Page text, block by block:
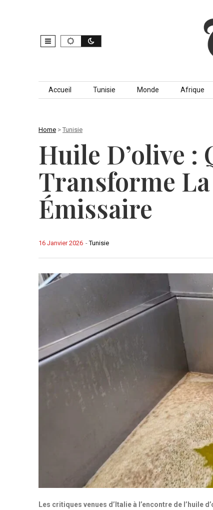
Skip to content
Accueil Tunisie Monde Afrique
Home > Tunisie
Huile D’olive :
Transforme
Émissaire
-Tunisie
16 Janvier 2026
Les critiques venues d’Italie à l’encontre de